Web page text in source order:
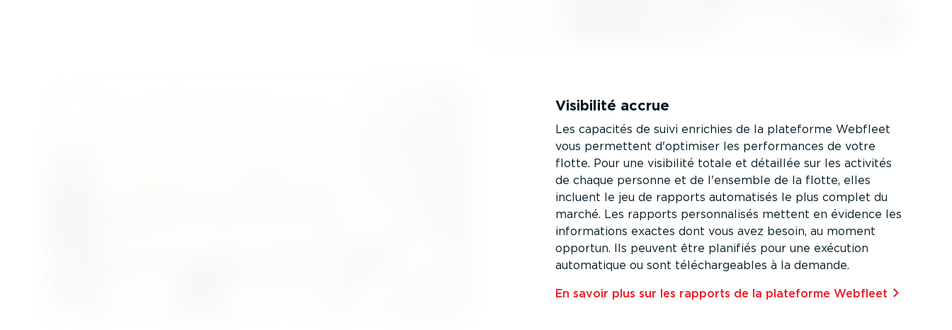
Visibilité accrue
Les capacités de suivi enrichies de la plateforme Webfleet
vous permettent d'optimiser les perfor­mances de votre
flotte. Pour une visibilité totale et détaillée sur les activités
de chaque personne et de l'ensemble de la flotte, elles
incluent le jeu de rapports automatisés le plus complet du
marché. Les rapports person­na­lisés mettent en évidence les
infor­ma­tions exactes dont vous avez besoin, au moment
opportun. Ils peuvent être planifiés pour une exécution
automatique ou sont téléchar­geables à la demande.
En savoir plus sur les rapports de la plateforme Webfleet⁠